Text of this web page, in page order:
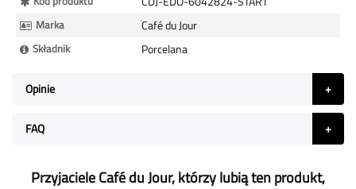
informacji
Marka Café du Jour
Składnik Porcelana
Opinie
FAQ
Przyjaciele Café du Jour, którzy lubią ten produkt,